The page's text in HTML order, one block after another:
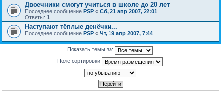
Двоечники смогут учиться в школе до 20 лет
Последнее сообщение PSP « Сб, 21 апр 2007, 22:01
Ответы: 1
Наступают тёплые денёчки...
Последнее сообщение PSP « Чт, 19 апр 2007, 7:44
Показать темы за:
Поле сортировки